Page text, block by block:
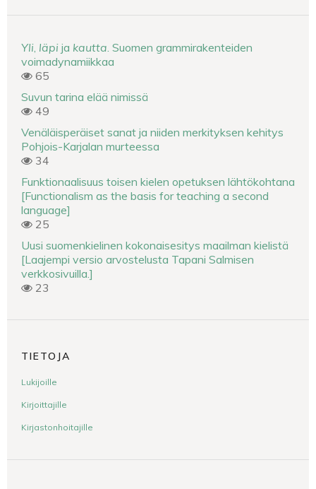
Yli läpi ja kautta . Suomen grammirakenteiden
voimadynamiikkaa
65
Suvun tarina elää nimissä
49
Venäläisperäiset sanat ja niiden merkityksen kehitys
Pohjois-Karjalan murteessa
34
Funktionaalisuus toisen kielen opetuksen lähtökohtana
[Functionalism as the basis for teaching a second
language]
25
Uusi suomenkielinen kokonaisesitys maailman kielistä
[Laajempi versio arvostelusta Tapani Salmisen
verkkosivuilla.]
23
TIETOJA
Lukijoille
Kirjoittajille
Kirjastonhoitajille